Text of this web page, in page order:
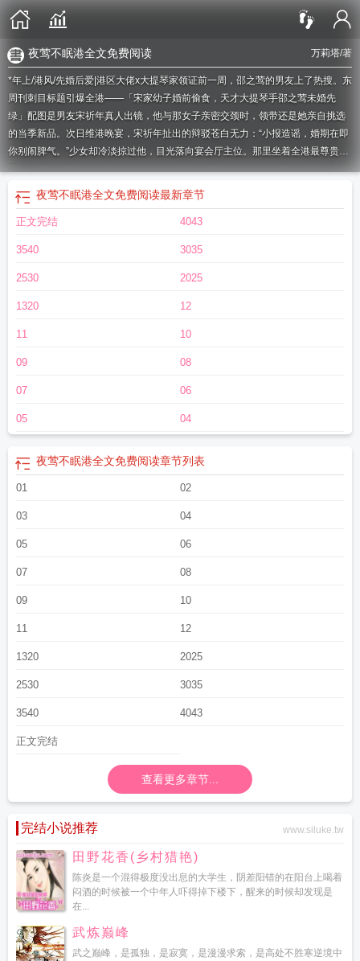
万莉塔/著
夜莺不眠港全文免费阅读
*年上/港风/先婚后爱|港区大佬x大提琴家领证前一周，邵之莺的男友上了热搜。东
周刊刺目标题引爆全港——「宋家幼子婚前偷食，天才大提琴手邵之莺未婚先
绿」配图是男友宋祈年真人出镜，他与那女子亲密交颈时，领带还是她亲自挑选
的当季新品。次日维港晚宴，宋祈年扯出的辩驳苍白无力：“小报造谣，婚期在即
你别闹脾气。”少女却冷淡掠过他，目光落向宴会厅主位。那里坐着全港最尊贵的
男人，男友的兄长——宋鹤年。他端方儒雅，鼻梁上架一副金丝眼镜，无机质镜
片阻隔着一道肃冷的目光。越过冷沁香雾，她款款步入主宾位，红唇轻启：“宋家
未婚的又不止一位，大哥，您说呢。”琉璃吊灯下，少女缎面礼服裹身，乌发如
瀑，肤白胜雪，美得如一株罂粟花。那位却面容端肃，八风不动，仿佛只漫不经
见她婚后风生水起，有人说她财势兼收，将全港最贵不可攀的男人当成了游刃名
莺不禁有些心虚。入睡前，她难得主动勾了勾他的手指，坐入他怀里。他的吻却
一如往常在她额前落下——“既是武器，太太用得趁手是我的福气。”「我欢喜她钟
亚港最高贵自由的夜莺。」古板daddyx明艳钓系港区大佬x大提琴家阅读贴士：1.
原创，已备案律师，盗文、碰瓷自重。
夜莺不语
栖见免费阅读夜莺不眠港免费阅读全文夜莺不眠港结局夜莺不眠港by港笔趣阁
莺不睡觉吗 夜莺不眠港笔趣阁宋夜莺不眠港笔
港大结局
夜莺不听话 栖见
费夜莺不眠港全文在哪里看 夜莺不眠港全文免费阅读
旗夜莺不眠港宋鹤年 夜莺不眠港 万莉塔 笔趣阁
莺不眠港晋江
夜莺不眠港百度TXT
全文
夜莺不眠港全文免费阅读最新章节
正文完结 4043
3540 3035
2530 2025
1320 12
11 10
09 08
07 06
05 04
夜莺不眠港全文免费阅读章节列表
01 02
03 04
05 06
07 08
09 10
11 12
1320 2025
2530 3035
3540 4043
正文完结
查看更多章节...
完结小说推荐 www.siluke.tw
田野花香(乡村猎艳)
陈炎是一个混得极度没出息的大学生，阴差阳错的在阳台上喝着
闷酒的时候被一个中年人吓得掉下楼下，醒来的时候却发现是
在...
武炼巅峰
武之巅峰，是孤独，是寂寞，是漫漫求索，是高处不胜寒逆境中